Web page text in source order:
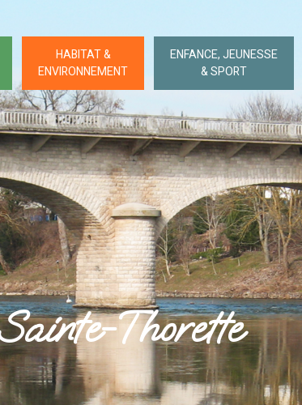
HABITAT &
ENVIRONNEMENT
ENFANCE, JEUNESSE
& SPORT
Thorette